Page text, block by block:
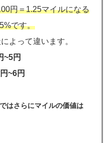
円＝1.25マイルになる
です。
よって違います。
~5円
~6円
はさらにマイルの価値は